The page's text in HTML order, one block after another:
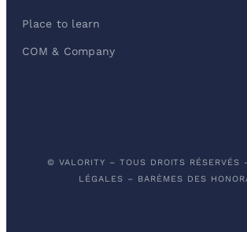
Place to learn
COM & Company
© VALORITY – TOUS DROITS RÉSERVÉS
LÉGALES – BARÈMES DES